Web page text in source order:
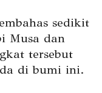
sedikit
Musa dan
tersebut
di bumi ini.